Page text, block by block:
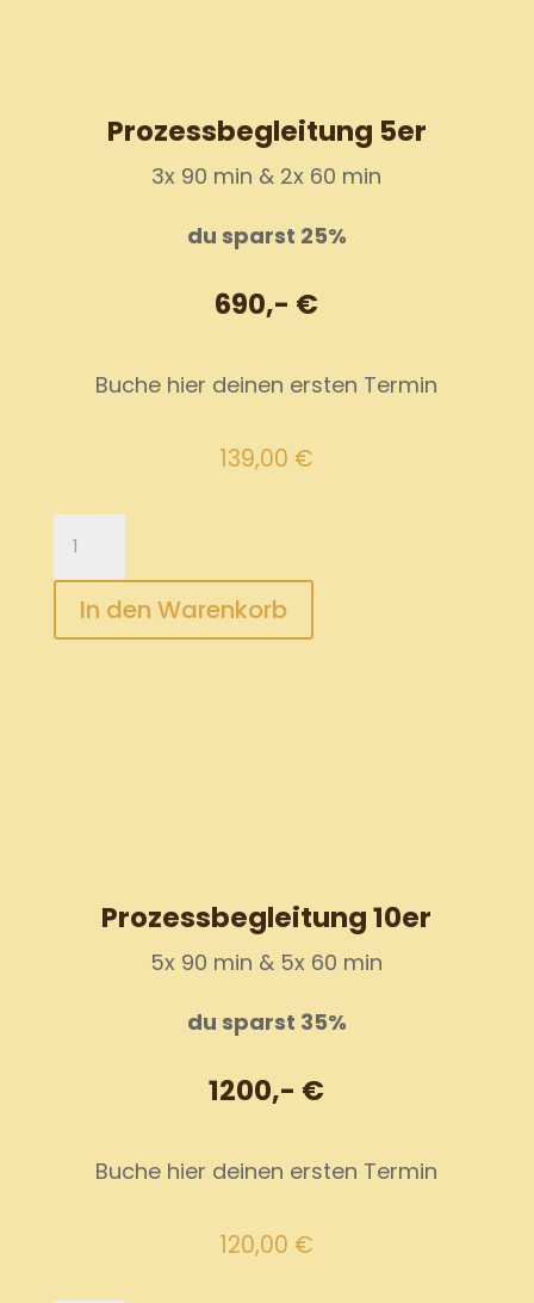
Prozessbegleitung 5er
3x 90 min & 2x 60 min
du sparst 25%
690,- €
Buche hier deinen ersten Termin
139,00 €
Prozessbegleitung
(690,-
€):
In den Warenkorb
Prozessbegleitung 10er
5x 90 min & 5x 60 min
du sparst 35%
1200,- €
Buche hier deinen ersten Termin
120,00 €